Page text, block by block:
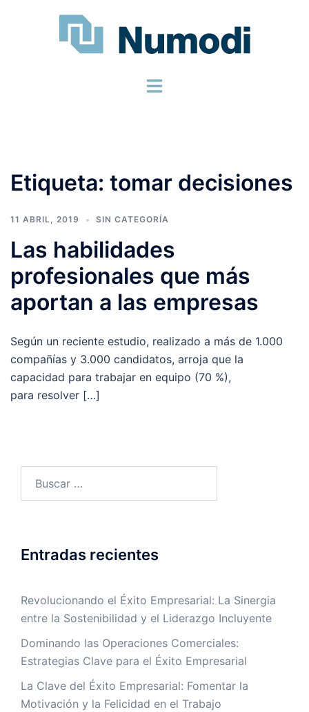
Etiqueta: tomar decisiones
11 ABRIL, 2019 SIN CATEGORÍA
Las habilidades
profesionales que más
aportan a las empresas
Según un reciente estudio, realizado a más de 1.000
compañías y 3.000 candidatos, arroja que la
capacidad para trabajar en equipo (70 %),
para resolver […]
Entradas recientes
Revolucionando el Éxito Empresarial: La Sinergia
entre la Sostenibilidad y el Liderazgo Incluyente
Dominando las Operaciones Comerciales:
Estrategias Clave para el Éxito Empresarial
La Clave del Éxito Empresarial: Fomentar la
Motivación y la Felicidad en el Trabajo